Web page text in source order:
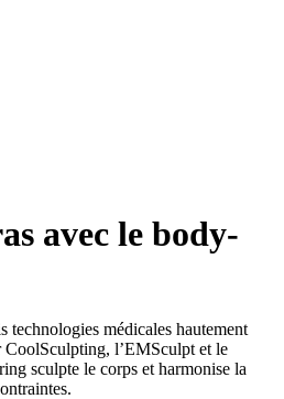
avec le body-
technologies médicales hautement
l’EMSculpt et le
sculpte le corps et harmonise la